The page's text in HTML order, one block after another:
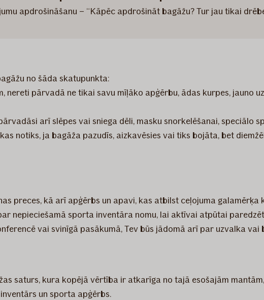
apdrošināšanu – “Kāpēc apdrošināt bagāžu? Tur jau tikai
no šāda skatupunkta:
nereti pārvadā ne tikai savu mīļāko apģērbu, ādas kurpes, jauno
arī slēpes vai sniega dēli, masku snorkelēšanai, speciālo
notiks, ja bagāža pazudīs, aizkavēsies vai tiks bojāta, bet
preces, kā arī apģērbs un apavi, kas atbilst ceļojuma
nepieciešamā sporta inventāra nomu, lai aktīvai atpūtai
vai svinīgā pasākumā, Tev būs jādomā arī par uzvalka vai
saturs, kura kopējā vērtība ir atkarīga no tajā esošajām
un sporta apģērbs.